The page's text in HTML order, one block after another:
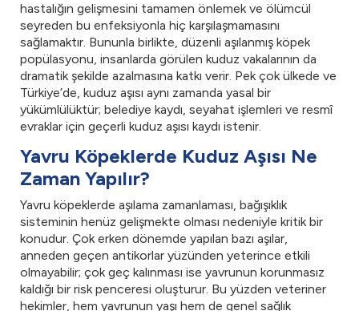
hastalığın gelişmesini tamamen önlemek ve ölümcül
seyreden bu enfeksiyonla hiç karşılaşmamasını
sağlamaktır. Bununla birlikte, düzenli aşılanmış köpek
popülasyonu, insanlarda görülen kuduz vakalarının da
dramatik şekilde azalmasına katkı verir. Pek çok ülkede ve
Türkiye’de, kuduz aşısı aynı zamanda yasal bir
yükümlülüktür; belediye kaydı, seyahat işlemleri ve resmî
evraklar için geçerli kuduz aşısı kaydı istenir.
Yavru Köpeklerde Kuduz Aşısı Ne
Zaman Yapılır?
Yavru köpeklerde aşılama zamanlaması, bağışıklık
sisteminin henüz gelişmekte olması nedeniyle kritik bir
konudur. Çok erken dönemde yapılan bazı aşılar,
anneden geçen antikorlar yüzünden yeterince etkili
olmayabilir; çok geç kalınması ise yavrunun korunmasız
kaldığı bir risk penceresi oluşturur. Bu yüzden veteriner
hekimler, hem yavrunun yaşı hem de genel sağlık